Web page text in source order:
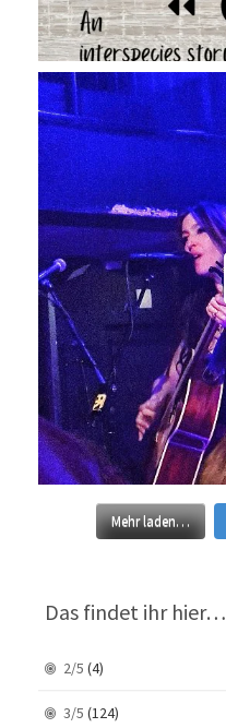
Mehr laden…
Das findet ihr hier…
2/5 (4)
3/5 (124)